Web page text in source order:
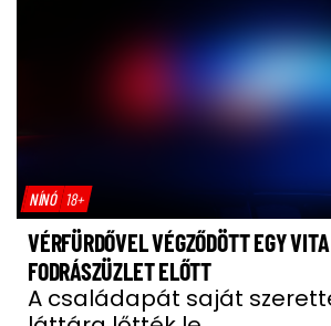
NÍNÓ 18+
VÉRFÜRDŐVEL VÉGZŐDÖTT EGY
FODRÁSZÜZLET ELŐTT
A családapát saját